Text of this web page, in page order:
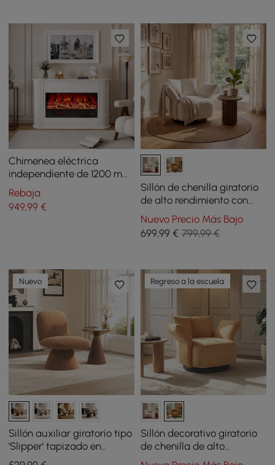
Chimenea eléctrica
independiente de 1200 mm,
1500 W, 5 engranajes, LED
3D, efecto de llama LED
Rebaja
949,99 €
Sillón de chenilla giratorio
de alto rendimiento con
reposabrazos ajustable
Nuevo Precio Más Bajo
699,99€ 799,99 €
Nuevo
Sillón auxiliar giratorio tipo
'Slipper' tapizado en
bouclé de alto rendimiento
Regreso a la escuela
Sillón decorativo giratorio
de chenilla de alto
rendimiento con